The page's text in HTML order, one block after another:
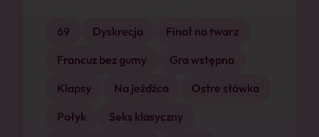
69 Dyskrecja
Finał na twarz
Francuz bez gumy
Gra wstępna
Klapsy
Na jeźdźca
Ostre słówka
Połyk
Seks klasyczny